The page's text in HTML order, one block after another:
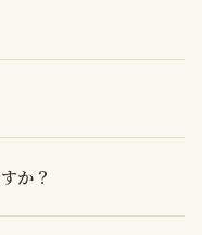
か？